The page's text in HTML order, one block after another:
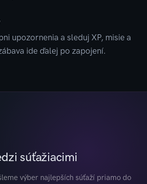
upozornenia a sleduj XP, misie a
ide ďalej po zapojení.
súťažiacimi
výber najlepších súťaží priamo do